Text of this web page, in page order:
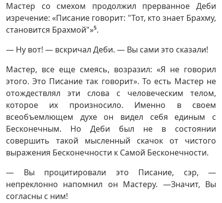
Мастер со смехом продолжил прерванное Деби
изречение: «Писание говорит: "Тот, кто знает Брахму,
становится Брахмой"»5.
— Ну вот! — вскричал Деби. — Вы сами это сказали!
Мастер, все еще смеясь, возразил: «Я не говорил
этого. Это Писание так говорит». То есть Мастер не
отождествлял эти слова с человеческим телом,
которое их произносило. Именно в своем
всеобъемлющем духе он видел себя единым с
Бесконечным. Но Деби был не в состоянии
совершить такой мысленный скачок от чистого
выражения Бесконечности к Самой Бесконечности.
— Вы процитировали это Писание, сэр, —
непреклонно напомнил он Мастеру. —Значит, Вы
согласны с ним!